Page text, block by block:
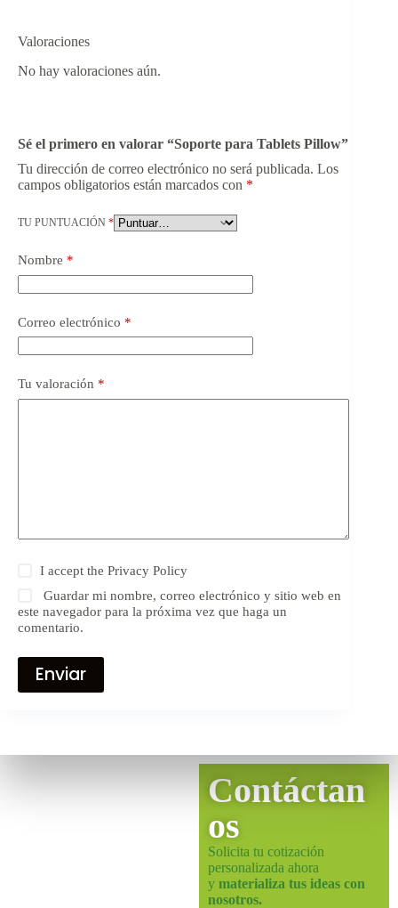
Valoraciones
No hay valoraciones aún.
Sé el primero en valorar “Soporte para Tablets Pillow”
Tu dirección de correo electrónico no será publicada. Los
campos obligatorios están marcados con *
TU PUNTUACIÓN *
Nombre *
Correo electrónico *
Tu valoración *
I accept thePrivacy Policy
Guardar mi nombre, correo electrónico y sitio web en
este navegador para la próxima vez que haga un
comentario.
Enviar
Contáctan
os
Solicita tu cotización
personalizada ahora
y materializa tus ideas con
nosotros.